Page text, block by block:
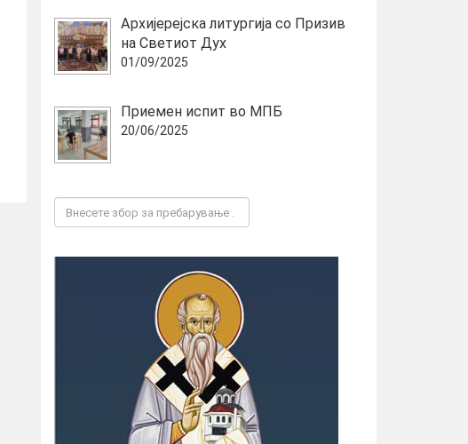
Архијерејска литургија со Призив
на Светиот Дух
01/09/2025
Приемен испит во МПБ
20/06/2025